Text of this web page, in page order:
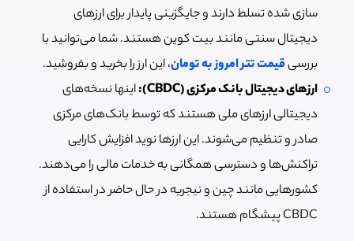
سازی شده تسلط دارند و جایگزینی پایدار برای ارزهای
دیجیتال سنتی مانند بیت کوین هستند. شما می‌توانید با
بررسیقیمت تتر امروز به تومان، این ارز را بخرید و بفروشید.
ارزهای دیجیتال بانک مرکزی (CBDC):
اینها نسخه‌های
دیجیتالی ارزهای ملی هستند که توسط بانک‌های مرکزی
صادر و تنظیم می‌شوند. این ارزها نوید افزایش کارایی
تراکنش‌ها و دسترسی همگانی به خدمات مالی را می‌دهند.
کشورهایی مانند چین و نیجریه در حال حاضر در استفاده از
CBDC پیشگام هستند.